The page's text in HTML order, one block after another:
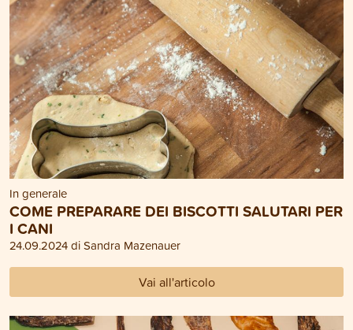
In generale
COME PREPARARE DEI BISCOTTI SALUTARI PER
I CANI
24.09.2024 di Sandra Mazenauer
Vai all'articolo